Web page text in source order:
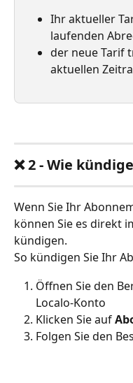
Ihr aktueller
laufenden
der neue Tarif
aktuellen
❌ 2 - Wie
Wenn Sie Ihr
können Sie es direkt
kündigen.
So kündigen Sie Ihr
Öffnen Sie den
Localo-Konto
Klicken Sie auf
Folgen Sie den